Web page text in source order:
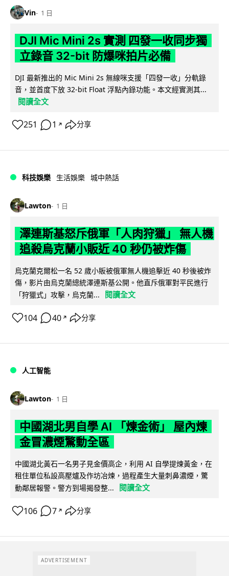
Vin 1 日
DJI Mic Mini 2s 實測 四發一收同步獨
立錄音 32-bit 防爆咪拍片必備
DJI 最新推出的 Mic Mini 2s 無線咪支援「四發一收」分軌錄
音，並首度下放 32-bit Float 浮點內錄功能。本文經實測其...
閱讀全文
251 1 ↗ 分享
科技娛樂 生活娛樂 城中熱話
Lawton 1 日
澤連斯基怒斥俄軍「人肉狩獵」 無人機
追殺烏克蘭小販近 40 秒仍被炸傷
烏克蘭克爾松一名 52 歲小販被俄軍無人機追擊近 40 秒後被炸
傷，影片由烏克蘭總統澤連斯基公開。他直斥俄軍對平民進行
「狩獵式」攻擊，烏克蘭...
閱讀全文
104 40 ↗ 分享
人工智能
Lawton 1 日
中國湖北男自學 AI 「煉金術」 屋內煉
金冒濃煙驚動全區
中國湖北黃石一名男子見金價高企，利用 AI 自學提煉黃金，在
租住單位私設高壓爐及作坊冶煉，過程產生大量刺鼻濃煙，驚
動鄰居報警。警方到場揭發整...
閱讀全文
106 7 ↗ 分享
ADVERTISEMENT